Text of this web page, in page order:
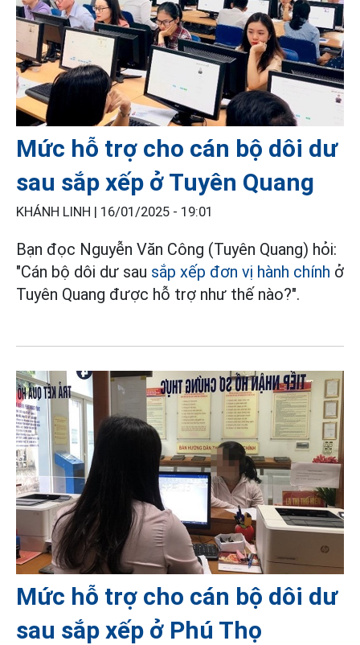
Mức hỗ trợ cho cán bộ dôi dư
sau sắp xếp ở Tuyên Quang
KHÁNH LINH | 16/01/2025 - 19:01
Bạn đọc Nguyễn Văn Công (Tuyên Quang) hỏi:
"Cán bộ dôi dư sau sắp xếp đơn vị hành chính ở
Tuyên Quang được hỗ trợ như thế nào?".
Mức hỗ trợ cho cán bộ dôi dư
sau sắp xếp ở Phú Thọ